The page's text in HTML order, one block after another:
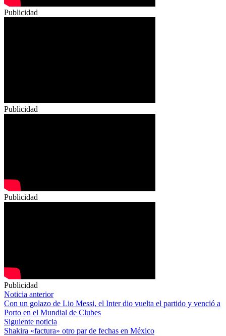
Publicidad
Publicidad
Publicidad
Publicidad
Navegación
de
entradas
Noticia anterior
Con un golazo de Lio Messi, el Inter dio vuelta el partido y venció a
Porto en el Mundial de Clubes
Siguiente noticia
Shakira «factura» otro par de fechas en México